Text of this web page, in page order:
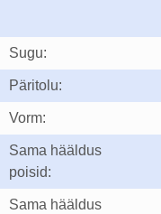
Sugu:
Päritolu:
Vorm:
Sama hääldus
poisid:
Sama hääldus